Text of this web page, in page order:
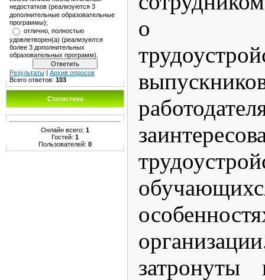
недостатков (реализуются 3
дополнительные образовательные
программы);
отлично, полностью
удовлетворен(а) (реализуются
более 3 дополнительных
образовательных программ).
Результаты
Архив опросов
Всего ответов: 103
Статистика
Онлайн всего: 1
Гостей: 1
Пользователей: 0
о
затронуты